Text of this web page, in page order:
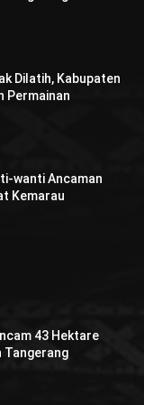
Dilatih, Kabupaten
Permainan
wanti Ancaman
Kemarau
43 Hektare
Tangerang